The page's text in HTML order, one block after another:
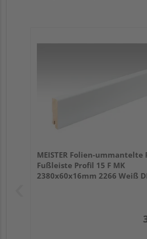
MEISTER Folien-ummantelte
Fußleiste Profil 15 F MK
2380x60x16mm 2266 Weiß